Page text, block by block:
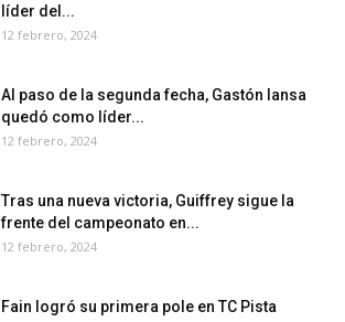
líder del...
12 febrero, 2024
Al paso de la segunda fecha, Gastón Iansa
quedó como líder...
12 febrero, 2024
Tras una nueva victoria, Guiffrey sigue la
frente del campeonato en...
12 febrero, 2024
Fain logró su primera pole en TC Pista